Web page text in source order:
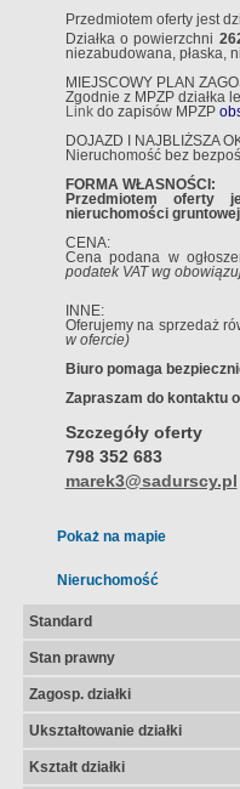
Przedmiotem oferty jest
Działka o powierzchni
niezabudowana, płaska,
MIEJSCOWY PLAN
Zgodnie z MPZP działka
Linkdo zapisów MPZP
DOJAZD I NAJBLIŻSZA
Nieruchomość bez
FORMA WŁASNOŚCI:
Przedmiotem oferty
nieruchomości
CENA:
Cena podana w
podatek VAT wg
INNE:
Oferujemy na sprzedaż
w ofercie)
Biuro pomaga
Zapraszam do kontaktu
Szczegóły oferty
798 352 683
marek3@sadurscy.pl
Pokaż na mapie
Nieruchomość
Standard
Stan prawny
Zagosp. działki
Ukształtowanie działki
Kształt działki